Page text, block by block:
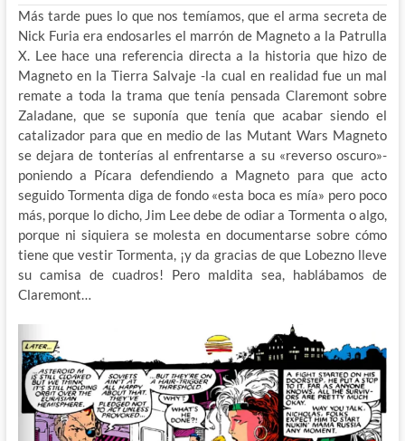
Más tarde pues lo que nos temíamos, que el arma secreta de
Nick Furia era endosarles el marrón de Magneto a la Patrulla
X. Lee hace una referencia directa a la historia que hizo de
Magneto en la Tierra Salvaje -la cual en realidad fue un mal
remate a toda la trama que tenía pensada Claremont sobre
Zaladane, que se suponía que tenía que acabar siendo el
catalizador para que en medio de las Mutant Wars Magneto
se dejara de tonterías al enfrentarse a su «reverso oscuro»-
poniendo a Pícara defendiendo a Magneto para que acto
seguido Tormenta diga de fondo «esta boca es mía» pero poco
más, porque lo dicho, Jim Lee debe de odiar a Tormenta o algo,
porque ni siquiera se molesta en documentarse sobre cómo
tiene que vestir Tormenta, ¡y da gracias de que Lobezno lleve
su camisa de cuadros! Pero maldita sea, hablábamos de
Claremont…